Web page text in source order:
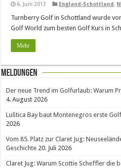
6. Juni 2013 England-Schottland,
Turnberry Golf in Schottland wurde
Golf World zum besten Golf Kurs in
Mehr
Meldungen
Der neue Trend im Golfurlaub: Warum
4. August 2026
Luštica Bay baut Montenegros erste
2026
Vom 85. Platz zur Claret Jug:
Geschichte 20. Juli 2026
Claret Jug: Warum Scottie Scheffler die